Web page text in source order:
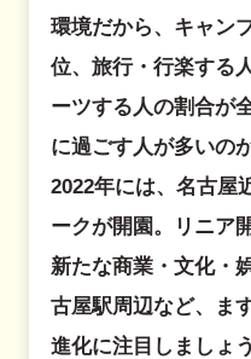
環境だから、キャン
位、旅行・行楽する
ーツする人の割合が
に過ごす人が多いの
2022年には、名古屋
ークが開園。リニア
新たな商業・文化・
古屋駅周辺など、ま
進化に注目しましょう